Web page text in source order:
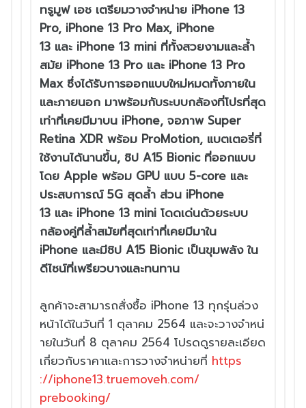
ทรูมูฟ เอช เตรียมวางจำหน่าย iPhone 13
Pro, iPhone 13 Pro Max, iPhone
13 และ iPhone 13 mini ที่ทั้งสวยงามและล้ำ
สมัย iPhone 13 Pro และ iPhone 13 Pro
Max ซึ่งได้รับการออกแบบใหม่หมดทั้งภายใน
และภายนอก มาพร้อมกับระบบกล้องที่โปรที่สุด
เท่าที่เคยมีมาบน iPhone, จอภาพ Super
Retina XDR พร้อม ProMotion, แบตเตอรี่ที่
ใช้งานได้นานขึ้น, ชิป A15 Bionic ที่ออกแบบ
โดย Apple พร้อม GPU แบบ 5-core และ
ประสบการณ์5G สุดล้ำ ส่วน iPhone
13 และ iPhone 13 mini โดดเด่นด้วยระบบ
กล้องคู่ที่ล้ำสมัยที่สุดเท่าที่เคยมีมาใน
iPhone และมีชิป A15 Bionic เป็นขุมพลัง ใน
ดีไซน์ที่เพรียวบางและทนทาน
ลูกค้าจะสามารถสั่งซื้อ iPhone 13 ทุกรุ่นล่วง
หน้าได้ในวันที่ 1 ตุลาคม 2564 และจะวางจำหน่
ายในวันที่ 8 ตุลาคม 2564 โปรดดูรายละเอียด
เกี่ยวกับราคาและการวางจำหน่ายที่ https
://iphone13.truemoveh.com/
prebooking/